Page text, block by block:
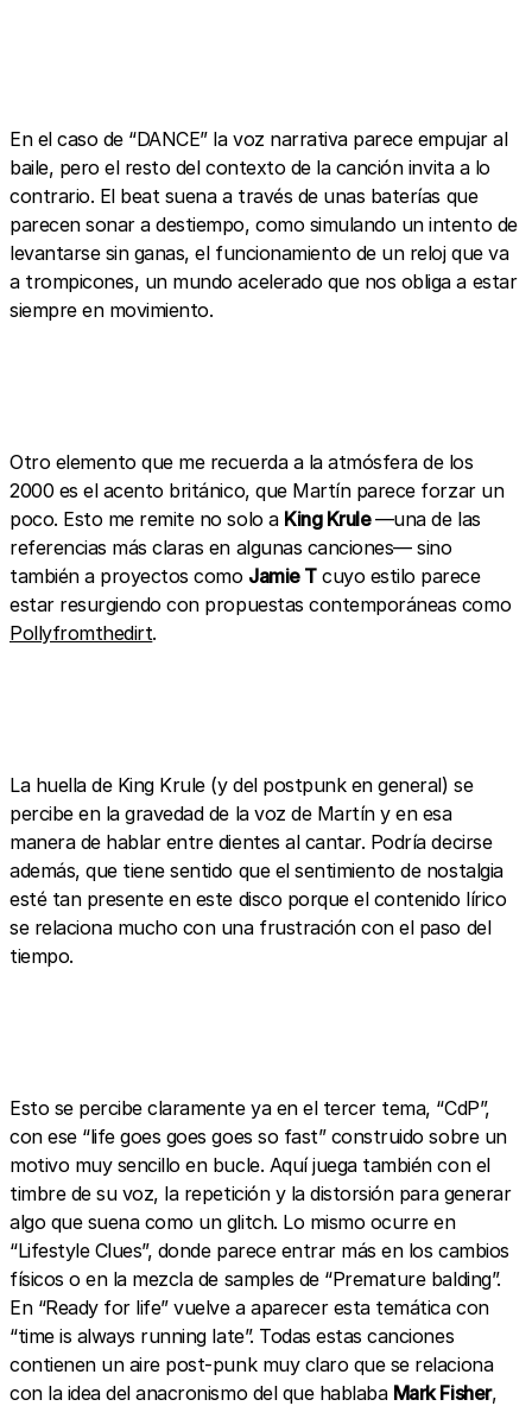
En el caso de “DANCE” la voz narrativa parece empujar al
baile, pero el resto del contexto de la canción invita a lo
contrario. El beat suena a través de unas baterías que
parecen sonar a destiempo, como simulando un intento de
levantarse sin ganas, el funcionamiento de un reloj que va
a trompicones, un mundo acelerado que nos obliga a estar
siempre en movimiento.
Otro elemento que me recuerda a la atmósfera de los
2000 es el acento británico, que Martín parece forzar un
poco. Esto me remite no solo a King Krule—una de las
referencias más claras en algunas canciones— sino
también a proyectos como Jamie Tcuyo estilo parece
estar resurgiendo con propuestas contemporáneas como
Pollyfromthedirt.
La huella de King Krule (y del postpunk en general) se
percibe en la gravedad de la voz de Martín y en esa
manera de hablar entre dientes al cantar. Podría decirse
además, que tiene sentido que el sentimiento de nostalgia
esté tan presente en este disco porque el contenido lírico
se relaciona mucho con una frustración con el paso del
tiempo.
Esto se percibe claramente ya en el tercer tema, “CdP”,
con ese “life goes goes goes so fast” construido sobre un
motivo muy sencillo en bucle. Aquí juega también con el
timbre de su voz, la repetición y la distorsión para generar
algo que suena como un glitch. Lo mismo ocurre en
“Lifestyle Clues”, donde parece entrar más en los cambios
físicos o en la mezcla de samples de “Premature balding”.
En “Ready for life” vuelve a aparecer esta temática con
“time is always running late”. Todas estas canciones
contienen un aire post-punk muy claro que se relaciona
con la idea del anacronismo del que hablaba Mark Fisher,